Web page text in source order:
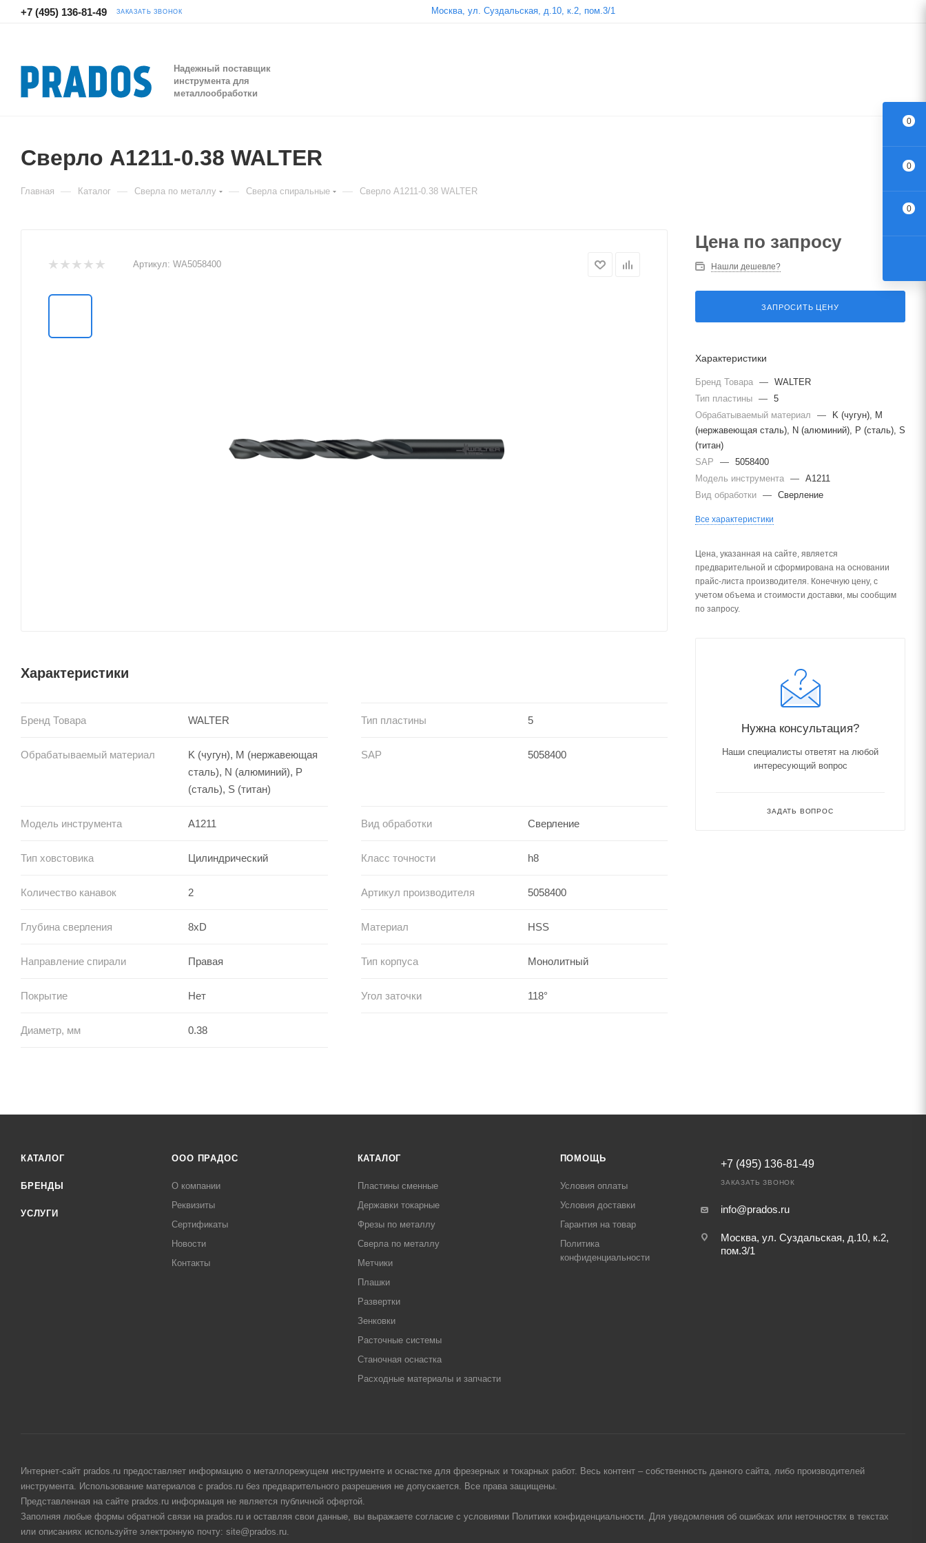
+7 (495) 136-81-49 ЗАКАЗАТЬ ЗВОНОК Москва, ул. Суздальская, д.10, к.2, пом.3/1
Надежный поставщик
инструмента для
металлообработки
Сверло A1211-0.38 WALTER
Главная — Каталог — Сверла по металлу — Сверла спиральные — Сверло A1211-0.38 WALTER
Артикул: WA5058400
Характеристики
Бренд Товара WALTER Тип пластины 5
Обрабатываемый материал
K (чугун), M (нержавеющая
сталь), N (алюминий), P
(сталь), S (титан)
SAP 5058400
Модель инструмента A1211 Вид обработки Сверление
Тип ховстовика Цилиндрический Класс точности h8
Количество канавок 2 Артикул производителя 5058400
Глубина сверления 8xD Материал HSS
Направление спирали Правая Тип корпуса Монолитный
Покрытие Нет Угол заточки 118°
Диаметр, мм 0.38
Цена по запросу
Нашли дешевле?
ЗАПРОСИТЬ ЦЕНУ
Характеристики
Бренд Товара — WALTER
Тип пластины — 5
Обрабатываемый материал
—
K (чугун), M
(нержавеющая сталь), N (алюминий), P (сталь), S
(титан)
SAP
— 5058400
Модель инструмента — A1211
Вид обработки — Сверление
Все характеристики
Цена, указанная на сайте, является
предварительной и сформирована на основании
прайс-листа производителя. Конечную цену, с
учетом объема и стоимости доставки, мы сообщим
по запросу.
Нужна консультация?
Наши специалисты ответят на любой
интересующий вопрос
ЗАДАТЬ ВОПРОС
КАТАЛОГ
БРЕНДЫ
УСЛУГИ
ООО ПРАДОС
О компании
Реквизиты
Сертификаты
Новости
Контакты
КАТАЛОГ
Пластины сменные
Державки токарные
Фрезы по металлу
Сверла по металлу
Метчики
Плашки
Развертки
Зенковки
Расточные системы
Станочная оснастка
Расходные материалы и запчасти
ПОМОЩЬ
Условия оплаты
Условия доставки
Гарантия на товар
Политика
конфиденциальности
+7 (495) 136-81-49
ЗАКАЗАТЬ ЗВОНОК
info@prados.ru
Москва, ул. Суздальская, д.10, к.2,
пом.3/1
Интернет-сайт prados.ru предоставляет информацию о металлорежущем инструменте и оснастке для фрезерных и токарных работ. Весь контент – собственность данного сайта, либо производителей
инструмента. Использование материалов с prados.ru без предварительного разрешения не допускается. Все права защищены.
Представленная на сайте prados.ru информация не является публичной офертой.
Заполняя любые формы обратной связи на prados.ru и оставляя свои данные, вы выражаете согласие с условиями Политики конфиденциальности. Для уведомления об ошибках или неточностях в текстах
или описаниях используйте электронную почту: site@prados.ru.
0
0
0